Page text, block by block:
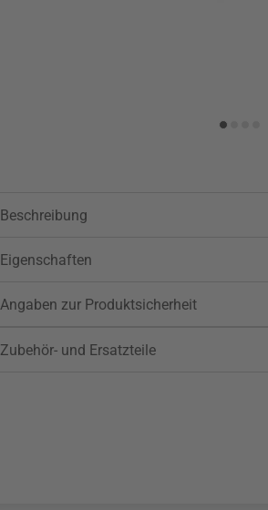
Beschreibung
Eigenschaften
Angaben zur Produktsicherheit
Zubehör- und Ersatzteile